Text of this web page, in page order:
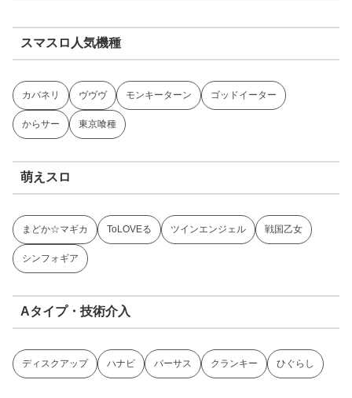
スマスロ人気機種
カバネリ ヴヴヴ モンキーターン ゴッドイーター
からサー 東京喰種
萌えスロ
まどか☆マギカ ToLOVEる ツインエンジェル 戦国乙女
シンフォギア
Aタイプ・技術介入
ディスクアップ ハナビ バーサス クランキー ひぐらし